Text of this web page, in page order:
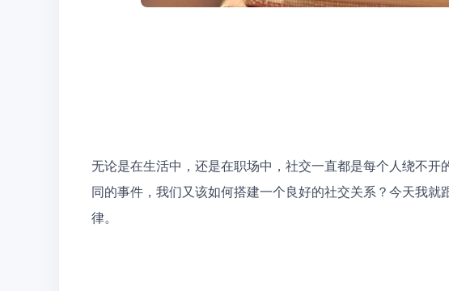
无论是在生活中，还是在职场中，社交一直都是每个人绕不
同的事件，我们又该如何搭建一个良好的社交关系？今天我
律。